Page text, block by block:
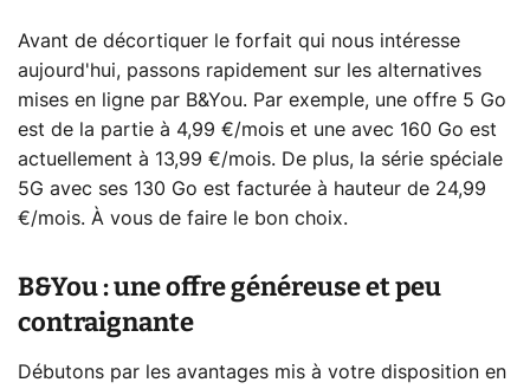
Avant de décortiquer le forfait qui nous intéresse
aujourd'hui, passons rapidement sur les alternatives
mises en ligne par B&You. Par exemple, une offre 5 Go
est de la partie à 4,99 €/mois et une avec 160 Go est
actuellement à 13,99 €/mois. De plus, la série spéciale
5G avec ses 130 Go est facturée à hauteur de 24,99
€/mois. À vous de faire le bon choix.
B&You : une offre généreuse et peu
contraignante
Débutons par les avantages mis à votre disposition en